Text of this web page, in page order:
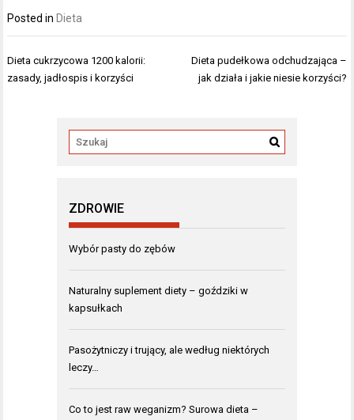
Posted in Dieta
Nawigacja
wpisu
Dieta cukrzycowa 1200 kalorii:
zasady, jadłospis i korzyści
Dieta pudełkowa odchudzająca –
jak działa i jakie niesie korzyści?
ZDROWIE
Wybór pasty do zębów
Naturalny suplement diety – goździki w
kapsułkach
Pasożytniczy i trujący, ale według niektórych
leczy…
Co to jest raw weganizm? Surowa dieta –